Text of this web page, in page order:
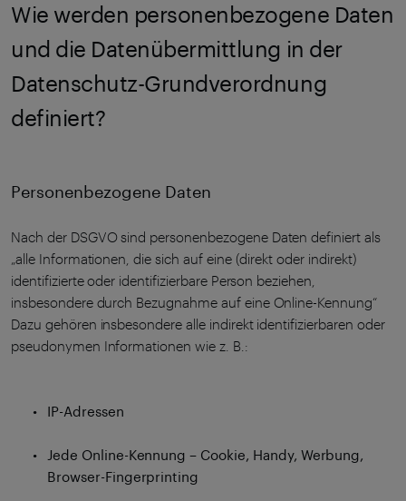
Wie werden personenbezogene Daten
und die Datenübermittlung in der
Datenschutz-Grundverordnung
definiert?
Personenbezogene Daten
Nach der DSGVO sind personenbezogene Daten definiert als
„alle Informationen, die sich auf eine (direkt oder indirekt)
identifizierte oder identifizierbare Person beziehen,
insbesondere durch Bezugnahme auf eine Online-Kennung“
Dazu gehören insbesondere alle indirekt identifizierbaren oder
pseudonymen Informationen wie z. B.:
IP-Adressen
Jede Online-Kennung – Cookie, Handy, Werbung,
Browser-Fingerprinting